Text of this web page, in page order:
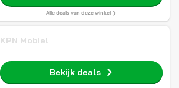
Alle deals van deze winkel
KPN Mobiel
Bekijk deals